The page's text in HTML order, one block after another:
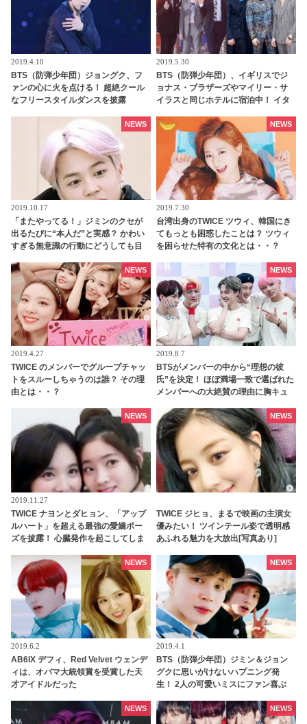
2019.4.10
BTS（防弾少年団）ジョングク、フ
ァンの心に火を点ける！ 超絶クール
なフリースタイルダンスを披露
2019.5.30
BTS（防弾少年団）、イギリスでジ
ョナス・ブラザーズやマイリー・サ
イラスと同じホテルに宿泊中！ イタ
れ・・？
2019.10.17
「またやってる！」ジミンのクセが
出るたびに“本人だ”と実感？ かわい
すぎる無意識の行動にどうしても目
NEWS
2019.7.30
台湾出身のTWICE ツウィ、韓国にき
てもっとも困惑したことは？ ツウィ
を困らせた特有の文化とは・・？
NEWS
2019.4.27
TWICE のメンバーでグループチャッ
トをスルーしちゃうのは誰？ その理
由とは・・？
NEWS
2019.8.7
BTSがメンバーの中から“理想の彼
氏”を決定！ ほぼ満場一致で選ばれた
メンバーへの大絶賛の理由に胸キュ
とは？「彼女にも優しくしてくれる
と思う」
NEWS
2019.11.27
TWICE ナヨンとダヒョン、「アップ
ルハート」を超える最強の愛嬌ポー
ズを披露！ 心臓発作を起こしてしま
なるファンが続出[動画あり]
NEWS
TWICE ジヒョ、まるで映画の主演女
優みたい！ ツインテール姿で透明感
あふれる魅力を大放出[写真あり]
NEWS
2019.6.2
AB6IX デフィ、Red Velvet ウェンデ
ィは、オバマ大統領賞を受賞した天
才アイドルだった
NEWS
2019.4.1
BTS（防弾少年団）ジミン＆ジョン
グクに思いがけないハプニング発
生！ 2人の可愛いミスにファン喜ぶ
NEWS
NEWS NEWS